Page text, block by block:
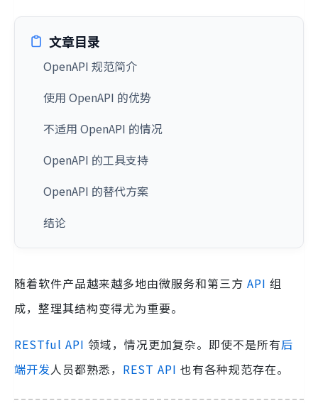
文章目录
OpenAPI 规范简介
使用 OpenAPI 的优势
不适用 OpenAPI 的情况
OpenAPI 的工具支持
OpenAPI 的替代方案
结论
随着软件产品越来越多地由微服务和第三方 API 组
成，整理其结构变得尤为重要。
RESTful API 领域，情况更加复杂。即使不是所有后
端开发人员都熟悉， REST API 也有各种规范存在。